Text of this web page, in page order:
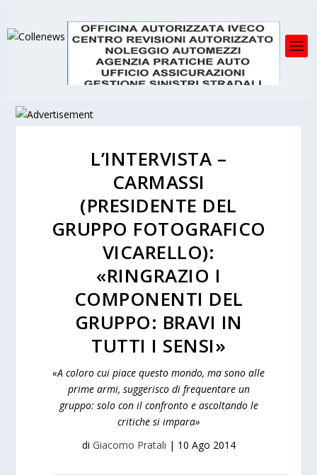
L’INTERVISTA –
CARMASSI
(PRESIDENTE DEL
GRUPPO FOTOGRAFICO
VICARELLO):
«RINGRAZIO I
COMPONENTI DEL
GRUPPO: BRAVI IN
TUTTI I SENSI»
«A coloro cui piace questo mondo, ma sono alle
prime armi, suggerisco di frequentare un
gruppo: solo con il confronto e ascoltando le
critiche si impara»
di Giacomo Pratali | 10 Ago 2014